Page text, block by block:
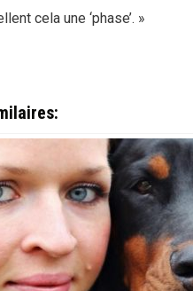
cela une ‘phase’. »